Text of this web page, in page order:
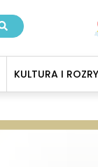
KULTURA I